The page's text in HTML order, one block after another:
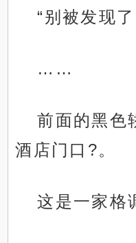
“别被发现了
……
前面的黑色
酒店门口?。
这是一家格